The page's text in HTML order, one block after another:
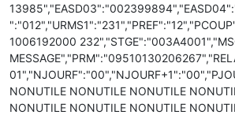
1006192000
NONUTILE NONUTILE NONUTILE
NONUTILE NONUTILE NONUTILE